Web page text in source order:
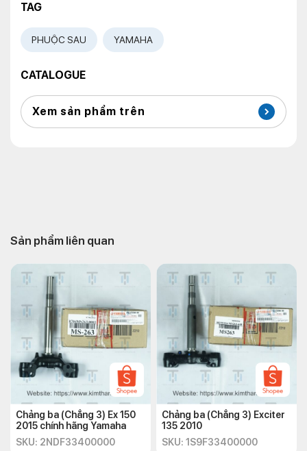
TAG
PHUỘC SAU YAMAHA
CATALOGUE
Xem sản phẩm trên
Sản phẩm liên quan
Chảng ba (Chẳng 3) Ex 150
2015 chính hãng Yamaha
SKU: 2NDF33400000
Chảng ba (Chẳng 3) Exciter
135 2010
SKU: 1S9F33400000